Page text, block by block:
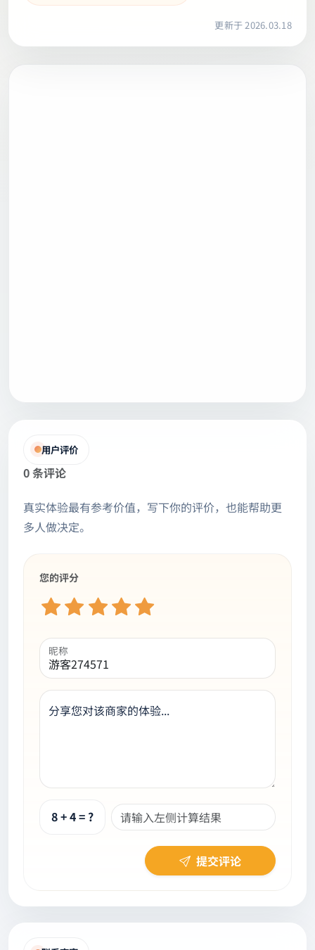
更新于 2026.03.18
用户评价
0 条评论
真实体验最有参考价值，写下你的评价，也能帮助更
多人做决定。
您的评分
昵称
分享您对该商家的体验...
8 + 4 = ?
提交评论